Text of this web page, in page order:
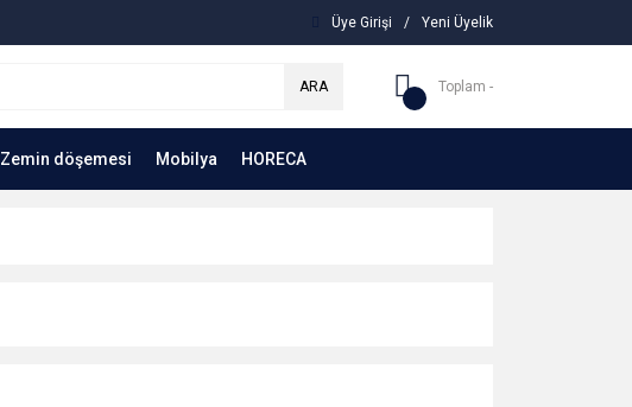
Üye Girişi / Yeni Üyelik
ARA Toplam -
Zemin döşemesi Mobilya HORECA